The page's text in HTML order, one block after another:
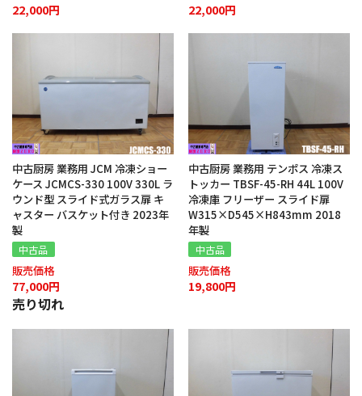
22,000円 22,000円
中古厨房 業務用 JCM 冷凍ショー
ケース JCMCS-330 100V 330L ラ
ウンド型 スライド式ガラス扉 キ
ャスター バスケット付き 2023年
製
中古品
販売価格
77,000円
売り切れ
中古厨房 業務用 テンポス 冷凍ス
トッカー TBSF-45-RH 44L 100V
冷凍庫 フリーザー スライド扉
W315×D545×H843mm 2018
年製
中古品
販売価格
19,800円